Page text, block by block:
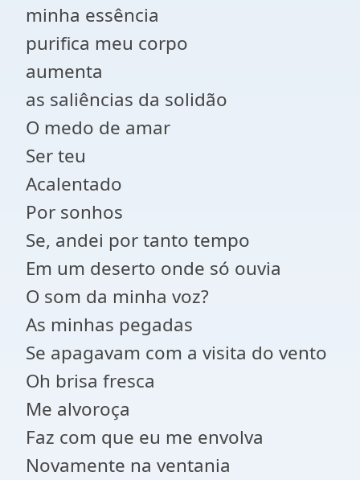
minha essência
purifica meu corpo
aumenta
as saliências da solidão
O medo de amar
Ser teu
Acalentado
Por sonhos
Se, andei por tanto tempo
Em um deserto onde só ouvia
O som da minha voz?
As minhas pegadas
Se apagavam com a visita do vento
Oh brisa fresca
Me alvoroça
Faz com que eu me envolva
Novamente na ventania